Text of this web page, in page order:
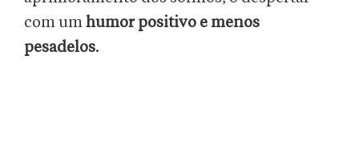
com umhumor positivo e menos
pesadelos.